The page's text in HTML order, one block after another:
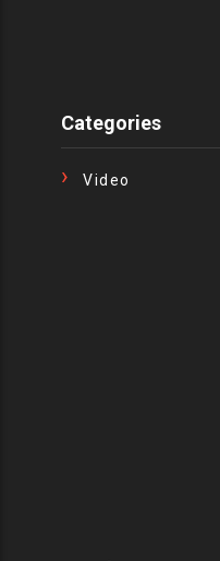
Categories
Video